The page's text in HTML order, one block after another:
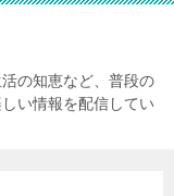
の知恵など、普段の
い情報を配信してい